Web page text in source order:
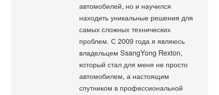
автомобилей, но и научился
находить уникальные решения для
самых сложных технических
проблем. С 2009 года я являюсь
владельцем SsangYong Rexton,
который стал для меня не просто
автомобилем, а настоящим
спутником в профессиональной